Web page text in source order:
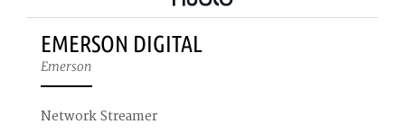
EMERSON DIGITAL
Emerson
Network Streamer